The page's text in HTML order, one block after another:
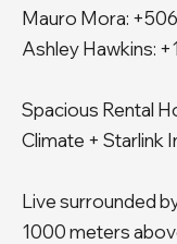
Mauro Mora:
Ashley Hawkins:
Spacious Rental
Climate + Starlink
Live surrounded
1000 meters